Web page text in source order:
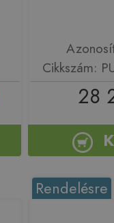
Cikkszám:
28
Rendelésre